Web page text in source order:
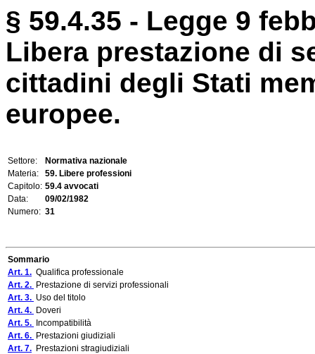
§ 59.4.35 - Legge 9
Libera prestazione di
cittadini degli Stati
europee.
Settore:
Normativa nazionale
Materia:
59. Libere professioni
Capitolo: 59.4 avvocati
Data:
09/02/1982
Numero: 31
Sommario
Art. 1. Qualifica professionale
Art. 2. Prestazione di servizi professionali
Art. 3. Uso del titolo
Art. 4. Doveri
Art. 5.
Incompatibilità
Art. 6. Prestazioni giudiziali
Art. 7. Prestazioni stragiudiziali